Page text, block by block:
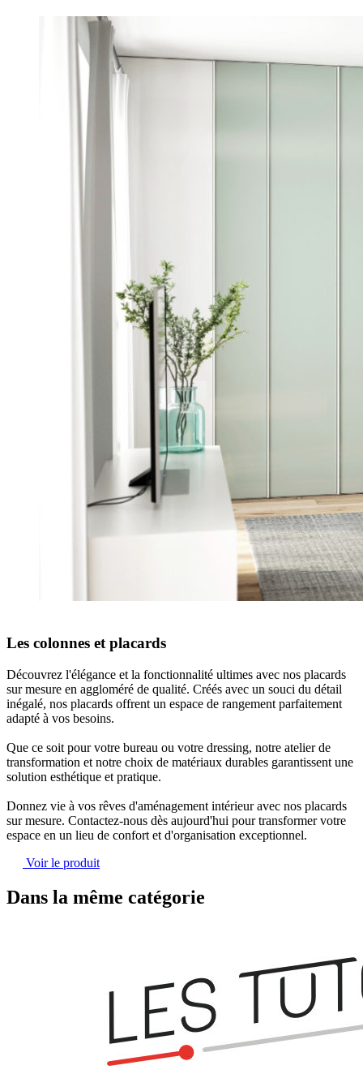
Les colonnes et placards
Découvrez l'élégance et la fonctionnalité ultimes avec nos placards
sur mesure en aggloméré de qualité. Créés avec un souci du détail
inégalé, nos placards offrent un espace de rangement parfaitement
adapté à vos besoins.
Que ce soit pour votre bureau ou votre dressing, notre atelier de
transformation et notre choix de matériaux durables garantissent une
solution esthétique et pratique.
Donnez vie à vos rêves d'aménagement intérieur avec nos placards
sur mesure. Contactez-nous dès aujourd'hui pour transformer votre
espace en un lieu de confort et d'organisation exceptionnel.
Voir le produit
Dans la même catégorie